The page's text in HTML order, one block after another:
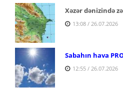
Xəzər dənizində
13:08 / 26.07.2026
Sabahın hava
12:55 / 26.07.2026